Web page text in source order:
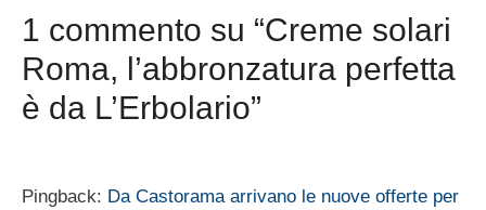
1 commento su “Creme solari
Roma, l’abbronzatura perfetta
è da L’Erbolario”
Pingback: Da Castorama arrivano le nuove offerte per